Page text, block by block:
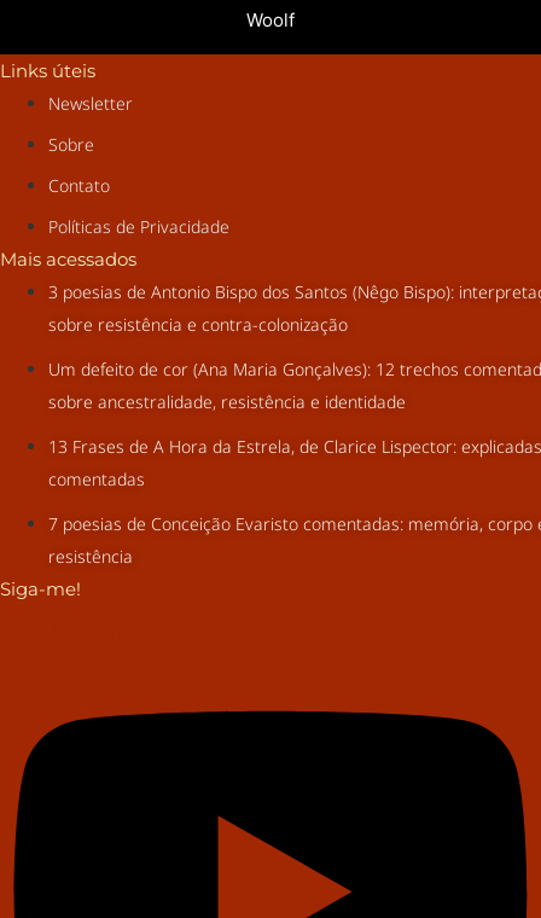
Woolf
Links úteis
Newsletter
Sobre
Contato
Políticas de Privacidade
Mais acessados
3 poesias de Antonio Bispo dos Santos (Nêgo Bispo):
sobre resistência e contra-colonização
Um defeito de cor (Ana Maria Gonçalves): 12 trechos
sobre ancestralidade, resistência e identidade
13 Frases de A Hora da Estrela, de Clarice Lispector:
comentadas
7 poesias de Conceição Evaristo comentadas: memória, corpo
resistência
Siga-me!